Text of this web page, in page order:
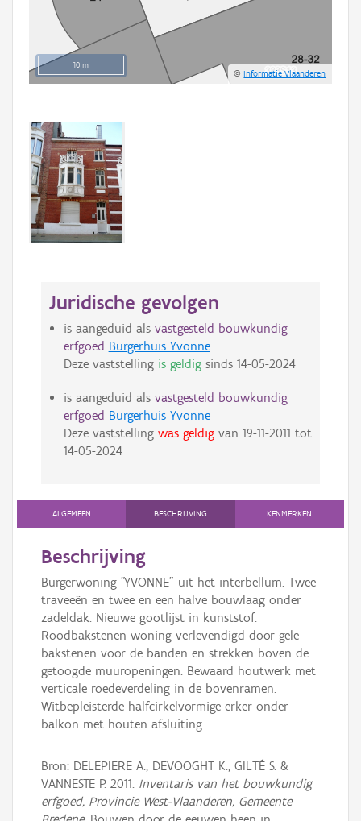
10 m
©Informatie Vlaanderen
Juridische gevolgen
is aangeduid als vastgesteld bouwkundig
erfgoed Burgerhuis Yvonne
Deze vaststelling is geldigsinds 14-05-2024
is aangeduid als vastgesteld bouwkundig
erfgoed Burgerhuis Yvonne
Deze vaststelling was geldigvan 19-11-2011 tot
14-05-2024
ALGEMEEN BESCHRIJVING KENMERKEN
Beschrijving
Burgerwoning "YVONNE" uit het interbellum. Twee
traveeën en twee en een halve bouwlaag onder
zadeldak. Nieuwe gootlijst in kunststof.
Roodbakstenen woning verlevendigd door gele
bakstenen voor de banden en strekken boven de
getoogde muuropeningen. Bewaard houtwerk met
verticale roedeverdeling in de bovenramen.
Witbepleisterde halfcirkelvormige erker onder
balkon met houten afsluiting.
Bron: DELEPIERE A., DEVOOGHT K., GILTÉ S. &
VANNESTE P. 2011: Inventaris van het bouwkundig
erfgoed, Provincie West-Vlaanderen, Gemeente